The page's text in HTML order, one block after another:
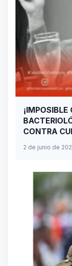
¡IMPOSIBLE
CONTRA
2 de junio de